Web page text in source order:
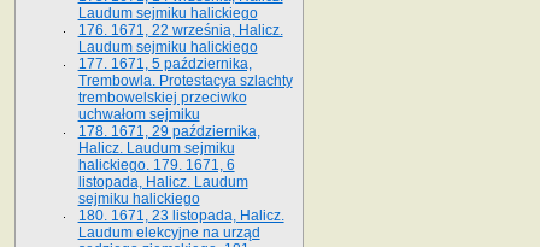
Laudum sejmiku halickiego
176. 1671, 22 września, Halicz.
Laudum sejmiku halickiego
177. 1671, 5 października,
Trembowla. Protestacya szlachty
trembowelskiej przeciwko
uchwałom sejmiku
178. 1671, 29 października,
Halicz. Laudum sejmiku
halickiego. 179. 1671, 6
listopada, Halicz. Laudum
sejmiku halickiego
180. 1671, 23 listopada, Halicz.
Laudum elekcyjne na urząd